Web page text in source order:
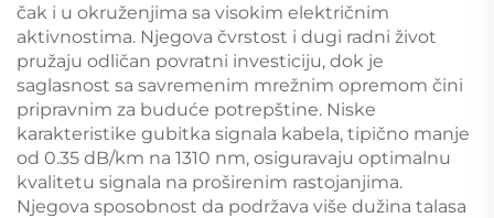
čak i u okruženjima sa visokim električnim
aktivnostima. Njegova čvrstost i dugi radni život
pružaju odličan povratni investiciju, dok je
saglasnost sa savremenim mrežnim opremom čini
pripravnim za buduće potrepštine. Niske
karakteristike gubitka signala kabela, tipično manje
od 0.35 dB/km na 1310 nm, osiguravaju optimalnu
kvalitetu signala na proširenim rastojanjima.
Njegova sposobnost da podržava više dužina talasa